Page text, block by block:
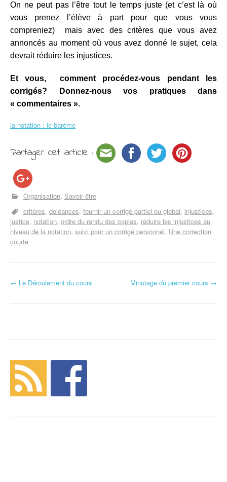
On ne peut pas l’être tout le temps juste (et c’est là où
vous prenez l’élève à part pour que vous vous
compreniez) mais avec des critères que vous avez
annoncés au moment où vous avez donné le sujet, cela
devrait réduire les injustices.
Et vous, comment procédez-vous pendant les
corrigés? Donnez-nous vos pratiques dans
« commentaires ».
la notation : le barème
Partager cet article :
Organisation Savoir être
critères doléances fournir un corrigé partiel ou global injustices
justice notation ordre du rendu des copies réduire les injustices au
niveau de la notation suivi pour un corrigé personnel Une correction
courte
Navigation d'article
← Le Déroulement du cours Minutage du premier cours →